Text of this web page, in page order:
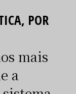
POR
mais
a